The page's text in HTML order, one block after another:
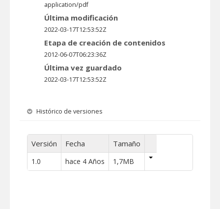
application/pdf
Última modificación
2022-03-17T12:53:52Z
Etapa de creación de contenidos
2012-06-07T06:23:36Z
Última vez guardado
2022-03-17T12:53:52Z
Histórico de versiones
Versión Fecha Tamaño
1.0 hace 4 Años 1,7MB